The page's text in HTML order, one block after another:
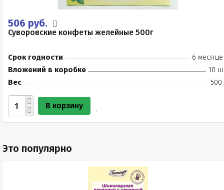
506 руб.
Суворовские конфеты желейные 500г
Срок годности
6
Вложений в коробке
10
Вес
500
В корзину
Это популярно